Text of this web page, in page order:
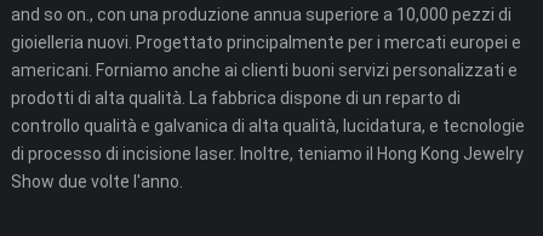
and so on., con una produzione annua superiore a 10,000 pezzi di
gioielleria nuovi. Progettato principalmente per i mercati europei e
americani. Forniamo anche ai clienti buoni servizi personalizzati e
prodotti di alta qualità. La fabbrica dispone di un reparto di
controllo qualità e galvanica di alta qualità, lucidatura, e tecnologie
di processo di incisione laser. Inoltre, teniamo il Hong Kong Jewelry
Show due volte l'anno.